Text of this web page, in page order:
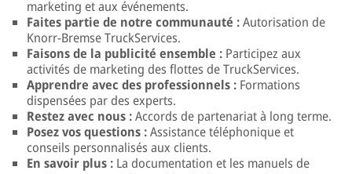
marketing et aux événements.
Faites partie de notre communauté :Autorisation de
Knorr-Bremse TruckServices.
Faisons de la publicité ensemble : Participez aux
activités de marketing des flottes de TruckServices.
Apprendre avec des professionnels : Formations
dispensées par des experts.
Restez avec nous :Accords de partenariat à long terme.
Posez vos questions :Assistance téléphonique et
conseils personnalisés aux clients.
En savoir plus : La documentation et les manuels de